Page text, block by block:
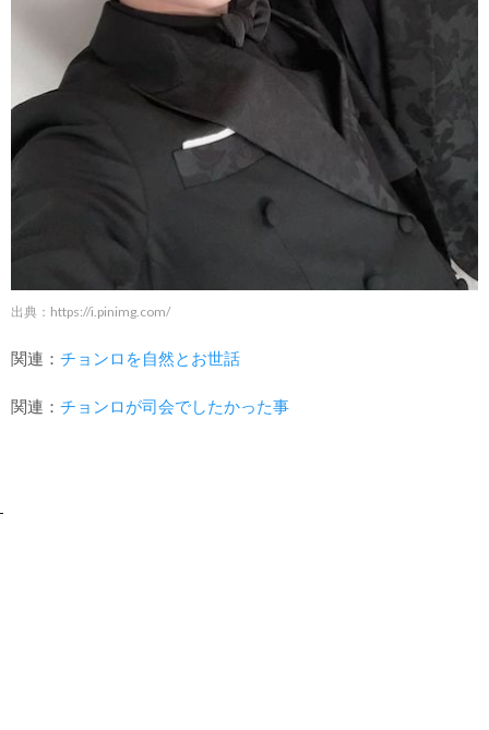
出典： https://i.pinimg.com/
関連： チョンロを自然とお世話
関連： チョンロが司会でしたかった事